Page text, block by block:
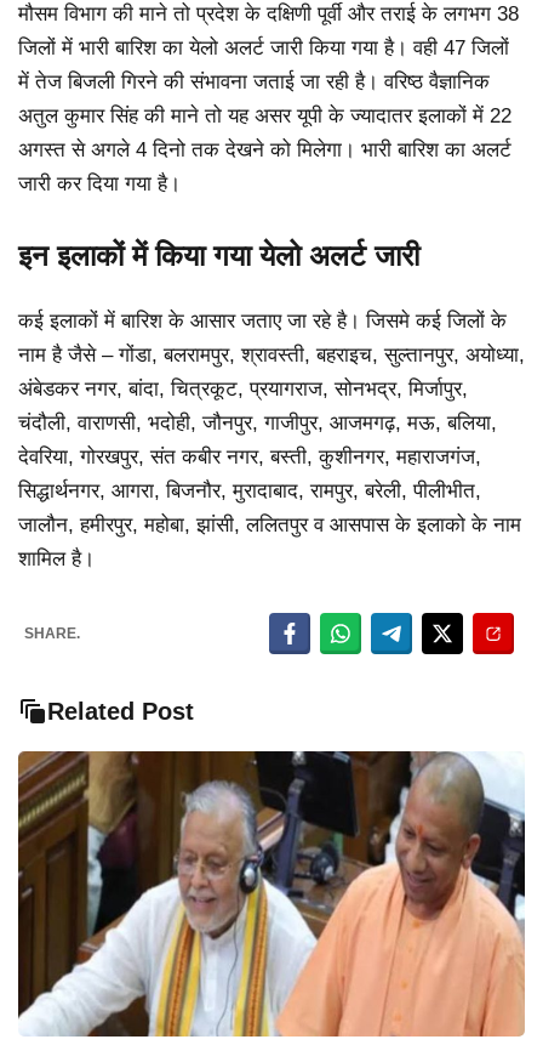
मौसम विभाग की माने तो प्रदेश के दक्षिणी पूर्वी और तराई के लगभग 38
जिलों में भारी बारिश का येलो अलर्ट जारी किया गया है। वही 47 जिलों
में तेज बिजली गिरने की संभावना जताई जा रही है। वरिष्ठ वैज्ञानिक
अतुल कुमार सिंह की माने तो यह असर यूपी के ज्यादातर इलाकों में 22
अगस्त से अगले 4 दिनो तक देखने को मिलेगा। भारी बारिश का अलर्ट
जारी कर दिया गया है।
इन इलाकों में किया गया येलो अलर्ट जारी
कई इलाकों में बारिश के आसार जताए जा रहे है। जिसमे कई जिलों के
नाम है जैसे – गोंडा, बलरामपुर, श्रावस्ती, बहराइच, सुल्तानपुर, अयोध्या,
अंबेडकर नगर, बांदा, चित्रकूट, प्रयागराज, सोनभद्र, मिर्जापुर,
चंदौली, वाराणसी, भदोही, जौनपुर, गाजीपुर, आजमगढ़, मऊ, बलिया,
देवरिया, गोरखपुर, संत कबीर नगर, बस्ती, कुशीनगर, महाराजगंज,
सिद्धार्थनगर, आगरा, बिजनौर, मुरादाबाद, रामपुर, बरेली, पीलीभीत,
जालौन, हमीरपुर, महोबा, झांसी, ललितपुर व आसपास के इलाको के नाम
शामिल है।
SHARE.
Related Post